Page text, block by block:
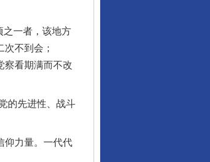
一者，该地方
不到会；
察看期满而不改
的先进性、战斗
力量。一代代